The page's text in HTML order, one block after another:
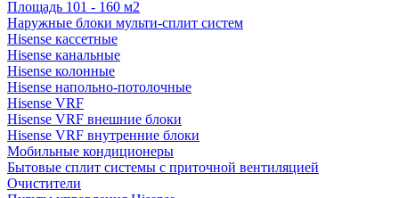
Площадь 101 - 160 м2
Наружные блоки мульти-сплит систем
Hisense кассетные
Hisense канальные
Hisense колонные
Hisense напольно-потолочные
Hisense VRF
Hisense VRF внешние блоки
Hisense VRF внутренние блоки
Мобильные кондиционеры
Бытовые сплит системы с приточной вентиляцией
Очистители